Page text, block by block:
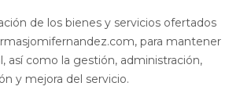
de los bienes y servicios ofertados
para mantener
así como la gestión, administración,
y mejora del servicio.